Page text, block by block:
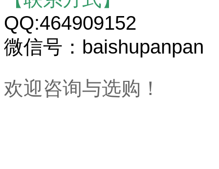
QQ:464909152
微信号：baishupanpan
欢迎咨询与选购！